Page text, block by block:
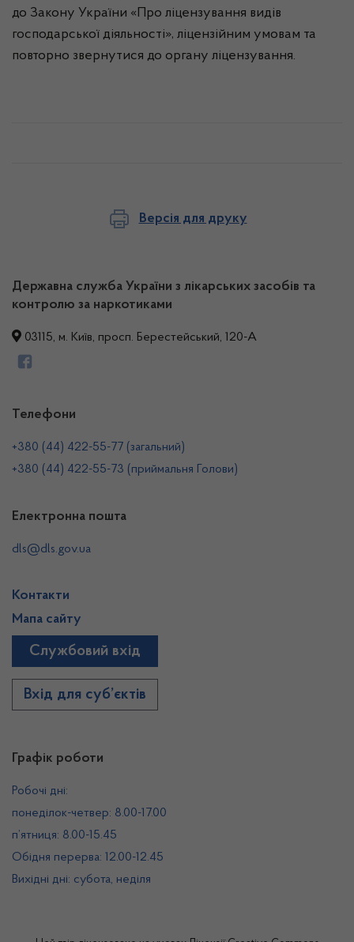
до Закону України «Про ліцензування видів
господарської діяльності», ліцензійним умовам та
повторно звернутися до органу ліцензування.
Версія для друку
Державна служба України з лікарських засобів та
контролю за наркотиками
03115, м. Київ, просп. Берестейський, 120-А
Графік роботи
Робочі дні:
понеділок-четвер: 8.00-17.00
п’ятниця: 8.00-15.45
Обідня перерва: 12.00-12.45
Вихідні дні: субота, неділя
Телефони
+380 (44) 422-55-77 (загальний)
+380 (44) 422-55-73 (приймальня Голови)
Електронна пошта
dls@dls.gov.ua
Контакти
Мапа сайту
Службовий вхід
Вхід для суб’єктів